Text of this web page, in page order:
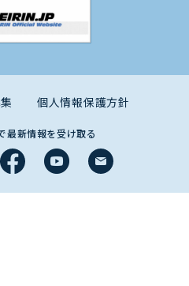
個人情報保護方針
最新情報を受け取る